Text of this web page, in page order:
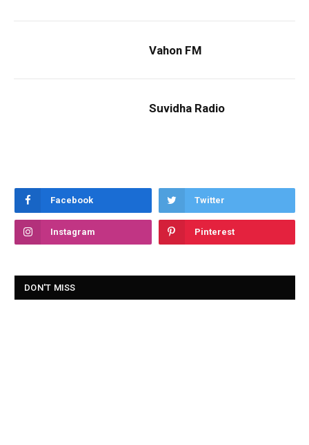
Vahon FM
Suvidha Radio
Facebook Twitter
Instagram Pinterest
DON'T MISS